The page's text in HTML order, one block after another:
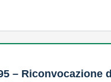
– Riconvocazione